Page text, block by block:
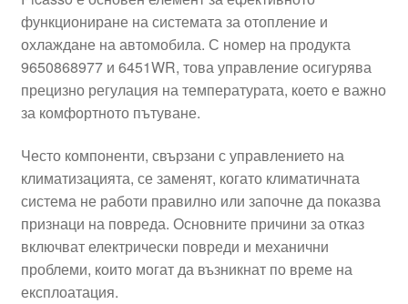
функциониране на системата за отопление и
охлаждане на автомобила. С номер на продукта
9650868977 и 6451WR, това управление осигурява
прецизно регулация на температурата, което е важно
за комфортното пътуване.
Често компоненти, свързани с управлението на
климатизацията, се заменят, когато климатичната
система не работи правилно или започне да показва
признаци на повреда. Основните причини за отказ
включват електрически повреди и механични
проблеми, които могат да възникнат по време на
експлоатация.